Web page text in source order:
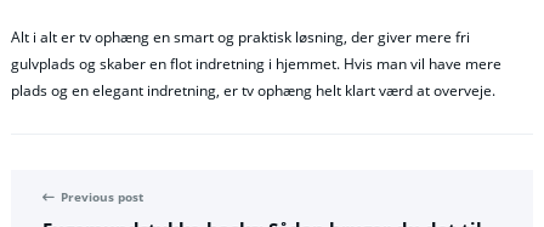
Alt i alt er tv ophæng en smart og praktisk løsning, der giver mere fri
gulvplads og skaber en flot indretning i hjemmet. Hvis man vil have mere
plads og en elegant indretning, er tv ophæng helt klart værd at overveje.
Previous post